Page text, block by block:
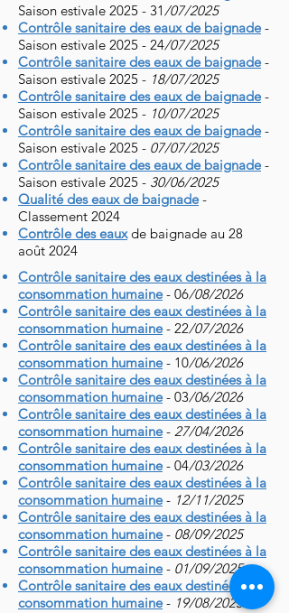
Saison estivale 2025 - 31/07/2025
Contrôle sanitaire des eaux de baignade-
Saison estivale 2025 - 24/07/2025
Contrôle sanitaire des eaux de baignade-
Saison estivale 2025 - 18/07/2025
Contrôle sanitaire des eaux de baignade-
Saison estivale 2025 - 10/07/2025
Contrôle sanitaire des eaux de baignade-
Saison estivale 2025 - 07/07/2025
Contrôle sanitaire des eaux de baignade-
Saison estivale 2025 - 30/06/2025
Qualité des eaux de baignade-
Classement 2024
Contrôle des eaux de baignade au 28
août 2024
Contrôle sanitaire des eaux destinées à la
consommation humaine- 06/08/2026
Contrôle sanitaire des eaux destinées à la
consommation humaine- 22/07/2026
Contrôle sanitaire des eaux destinées à la
consommation humaine- 10/06/2026
Contrôle sanitaire des eaux destinées à la
consommation humaine- 03/06/2026
Contrôle sanitaire des eaux destinées à la
consommation humaine- 27/04/2026
Contrôle sanitaire des eaux destinées à la
consommation humaine- 04/03/2026
Contrôle sanitaire des eaux destinées à la
consommation humaine- 12/11/2025
Contrôle sanitaire des eaux destinées à la
consommation humaine- 08/09/2025
Contrôle sanitaire des eaux destinées à la
consommation humaine- 01/09/2025
Contrôle sanitaire des eaux destinées à la
consommation humaine- 19/08/2025